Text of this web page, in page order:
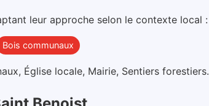
leur approche selon le contexte local :
Bois communaux
Église locale, Mairie, Sentiers forestiers.